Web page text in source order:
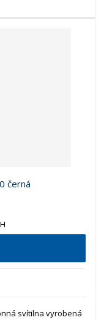
černá
svítilna vyrobená